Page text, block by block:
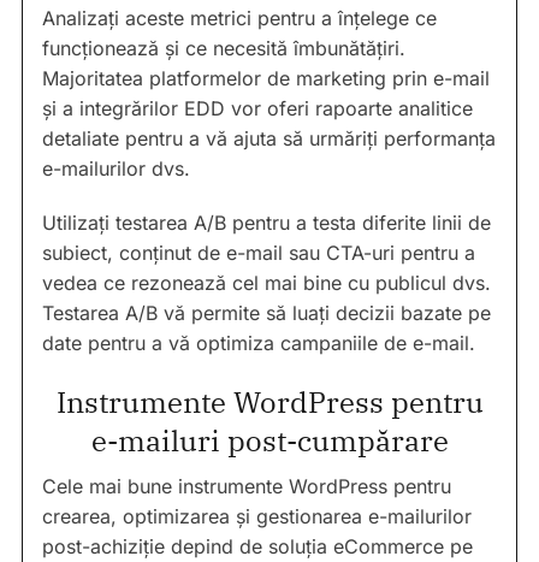
Analizați aceste metrici pentru a înțelege ce
funcționează și ce necesită îmbunătățiri.
Majoritatea platformelor de marketing prin e-mail
și a integrărilor EDD vor oferi rapoarte analitice
detaliate pentru a vă ajuta să urmăriți performanța
e-mailurilor dvs.
Utilizați testarea A/B pentru a testa diferite linii de
subiect, conținut de e-mail sau CTA-uri pentru a
vedea ce rezonează cel mai bine cu publicul dvs.
Testarea A/B vă permite să luați decizii bazate pe
date pentru a vă optimiza campaniile de e-mail.
Instrumente WordPress pentru
e-mailuri post-cumpărare
Cele mai bune instrumente WordPress pentru
crearea, optimizarea și gestionarea e-mailurilor
post-achiziție depind de soluția eCommerce pe